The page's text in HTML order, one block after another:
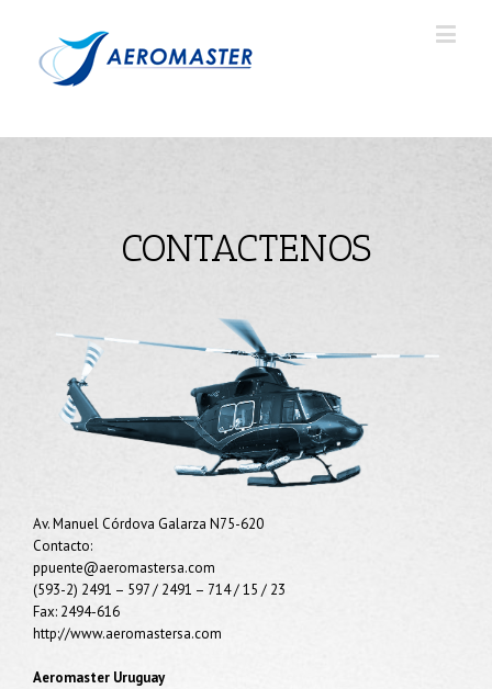
CONTACTENOS
Av. Manuel Córdova Galarza N75-620
Contacto:
ppuente@aeromastersa.com
(593-2) 2491 – 597 / 2491 – 714 / 15 / 23
Fax: 2494-616
http://www.aeromastersa.com
Aeromaster Uruguay